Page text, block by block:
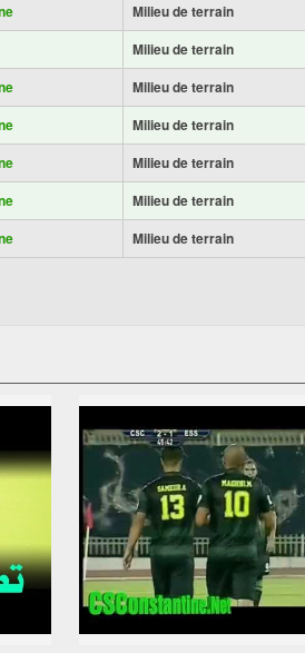
Milieu de terrain
Milieu de terrain
Milieu de terrain
Milieu de terrain
Milieu de terrain
Milieu de terrain
Milieu de terrain